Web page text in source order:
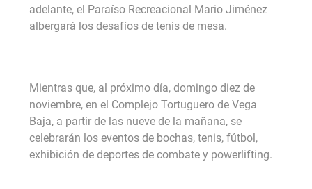
adelante, el Paraíso Recreacional Mario Jiménez
albergará los desafíos de tenis de mesa.
Mientras que, al próximo día, domingo diez de
noviembre, en el Complejo Tortuguero de Vega
Baja, a partir de las nueve de la mañana, se
celebrarán los eventos de bochas, tenis, fútbol,
exhibición de deportes de combate y powerlifting.